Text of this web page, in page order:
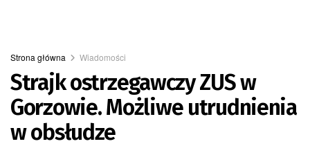
Strona główna Wiadomości
Strajk ostrzegawczy ZUS w
Gorzowie. Możliwe utrudnienia
w obsłudze